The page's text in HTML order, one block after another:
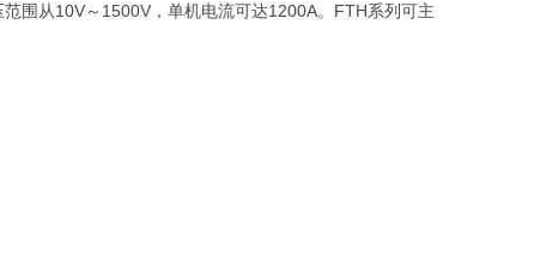
范围从10V～ 1500V ，单机电流可达1200A。 FTH系列可主